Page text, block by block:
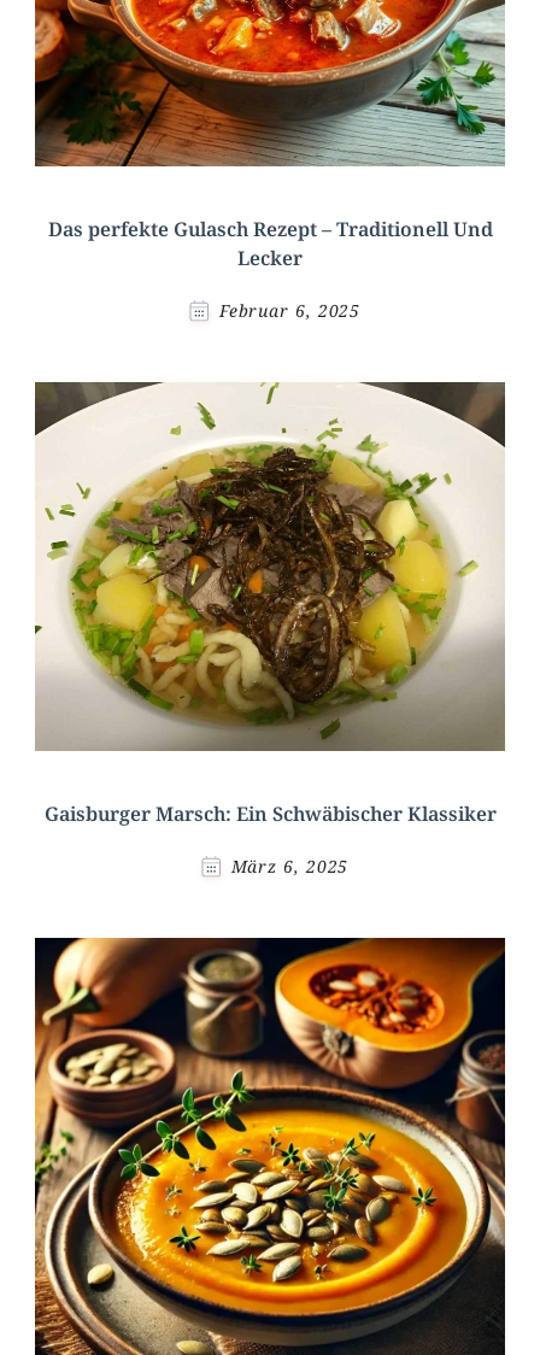
Das perfekte Gulasch Rezept – Traditionell Und
Lecker
Februar 6, 2025
Gaisburger Marsch: Ein Schwäbischer Klassiker
März 6, 2025